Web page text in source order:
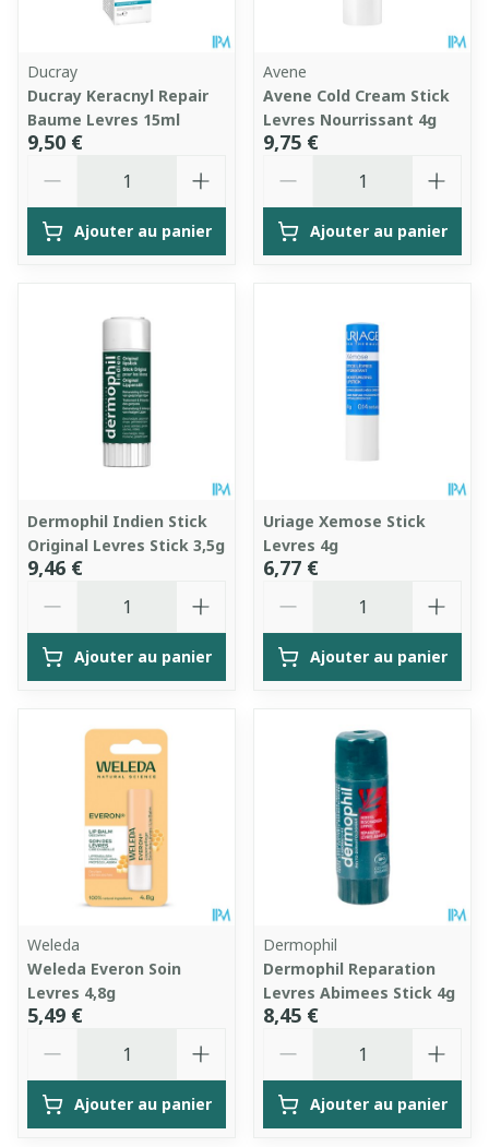
Ducray
Ducray Keracnyl Repair
Baume Levres 15ml
9,50 €
Ajouter au panier
Avene
Avene Cold Cream Stick
Levres Nourrissant 4g
9,75 €
Ajouter au panier
Dermophil Indien Stick
Original Levres Stick 3,5g
9,46 €
Ajouter au panier
Uriage Xemose Stick
Levres 4g
6,77 €
Ajouter au panier
Weleda
Weleda Everon Soin
Levres 4,8g
5,49 €
Ajouter au panier
Dermophil
Dermophil Reparation
Levres Abimees Stick 4g
8,45 €
Ajouter au panier